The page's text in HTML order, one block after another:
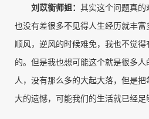
刘苡衡师姐 ： 其实这个问题真的
也没有差很多不见得人生经历就丰富
顺风，逆风的时候难免，我也不觉
的。但是我也想可能这个就是很多
人，没有那么多的大起大落，但是
大的遗憾，可能我们的生活就已经足